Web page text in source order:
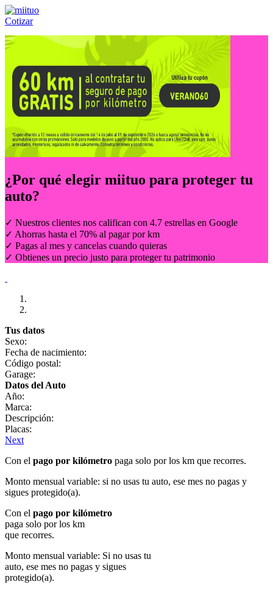
Cotizar
Llámanos al:(55) 84-21-05-00 ó
¿Por qué elegir miituo para proteger tu
auto?
✓ Nuestros clientes nos califican con 4.7 estrellas en Google
✓ Ahorras hasta el 70% al pagar por km
✓ Pagas al mes y cancelas cuando quieras
✓ Obtienes un precio justo para proteger tu patrimonio
Tus datos
Sexo:
Fecha de nacimiento:
Código postal:
Garage:
Datos del Auto
Año:
Marca:
Descripción:
Placas:
Next
Con el pago por kilómetro paga solo por los km que recorres.
Monto mensual variable: si no usas tu auto, ese mes no pagas y
sigues protegido(a).
Con el pago por kilómetro
paga solo por los km
que recorres.
Monto mensual variable: Si no usas tu
auto, ese mes no pagas y sigues
protegido(a).